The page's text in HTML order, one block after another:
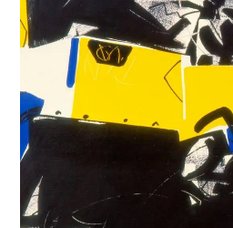
CATALOGUE